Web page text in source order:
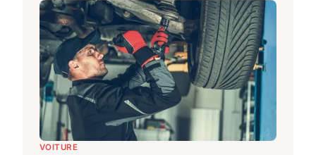
VOITURE